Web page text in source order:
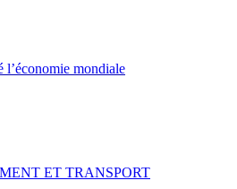
l’économie mondiale
ET TRANSPORT